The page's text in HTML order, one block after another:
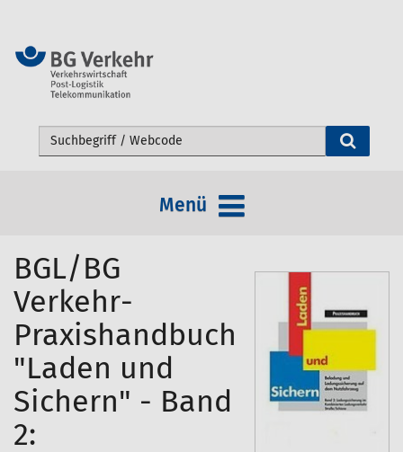
Webseite durchsuchen
Menü
BGL/BG
Verkehr-
Praxishandbuch
"Laden und
Sichern" - Band
2: